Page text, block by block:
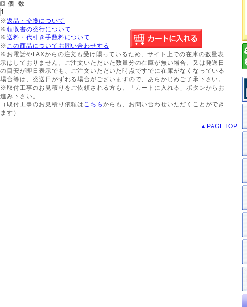
個 数
※返品・交換について
※領収書の発行について
※送料・代引き手数料について
※ この商品についてお問い合わせする
※お電話やFAXからの注文も受け賜っているため、サイト上での在庫の数量表
示はしておりません。ご注文いただいた数量分の在庫が無い場合、又は発送日
の目安が即日表示でも、ご注文いただいた時点ですでに在庫がなくなっている
場合等は、発送日がずれる場合がございますので、あらかじめご了承下さい。
※取付工事のお見積りをご依頼される方も、「カートに入れる」ボタンからお
進み下さい。
（取付工事のお見積り依頼は こちら からも、お問い合わせいただくことができ
ます）
▲PAGETOP